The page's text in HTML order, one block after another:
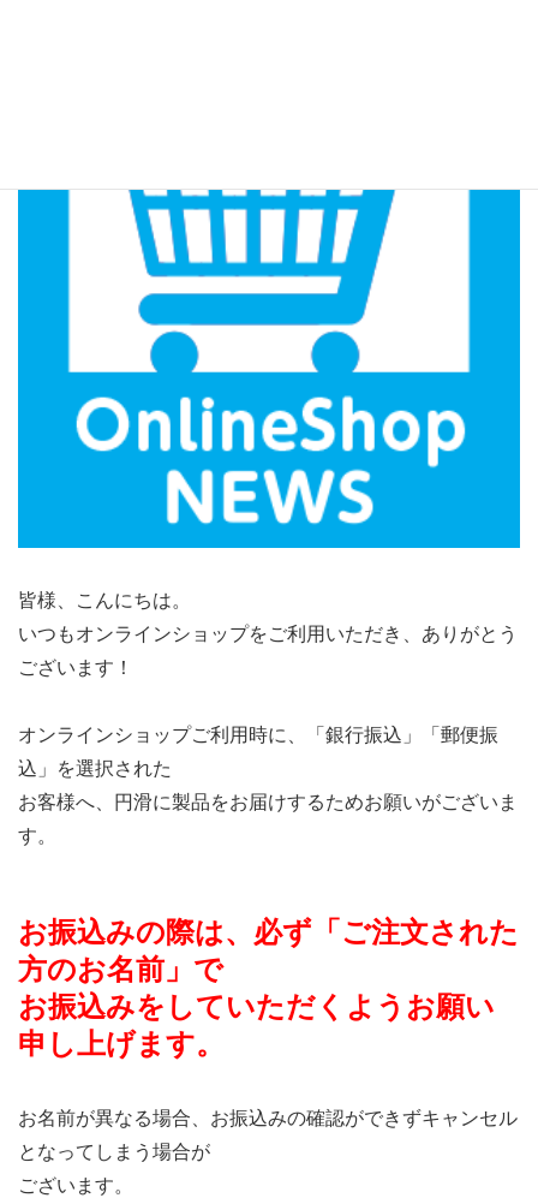
皆様、こんにちは。
いつもオンラインショップをご利用いただき、ありがとう
ございます！
オンラインショップご利用時に、「銀行振込」「郵便振
込」を選択された
お客様へ、円滑に製品をお届けするためお願いがございま
す。
お振込みの際は、必ず「ご注文された
方のお名前」で
お振込みをしていただくよう お願い
申し上げます。
お名前が異なる場合、お振込みの確認ができずキャンセル
となってしまう場合が
ございます。